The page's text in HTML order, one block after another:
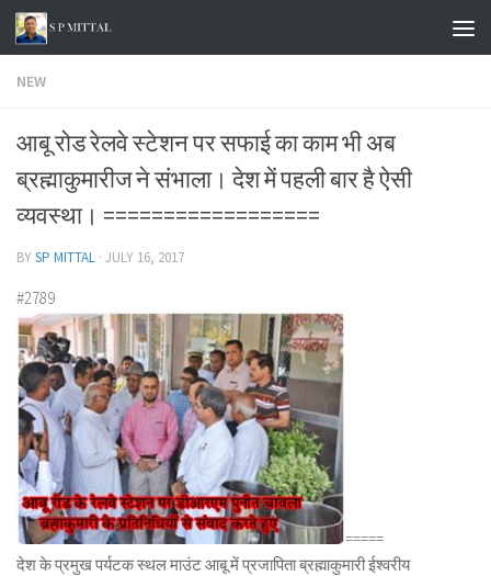
Skip to content
NEW
आबू रोड रेलवे स्टेशन पर सफाई का काम भी अब
ब्रह्माकुमारीज ने संभाला। देश में पहली बार है ऐसी
व्यवस्था। ==================
BYSP MITTAL · JULY 16, 2017
#2789
=====
देश के प्रमुख पर्यटक स्थल माउंट आबू में प्रजापिता ब्रह्माकुमारी ईश्वरीय